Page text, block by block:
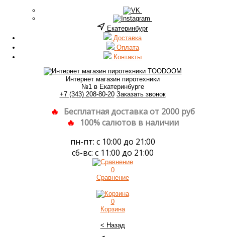
Екатеринбург
Доставка
Оплата
Контакты
Интернет магазин пиротехники
№1 в Екатеринбурге
+7 (343) 208-80-20 Заказать звонок
Бесплатная доставка от 2000 руб
100% салютов в наличии
пн-пт: с 10:00 до 21:00
сб-вс: с 11:00 до 21:00
0
Сравнение
0
Корзина
< Назад